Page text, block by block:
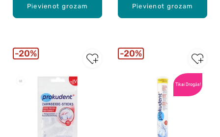
Pievienot grozam Pievienot grozam
Vislabāk
pārdotie
20%
Tikai Drogās!
20%